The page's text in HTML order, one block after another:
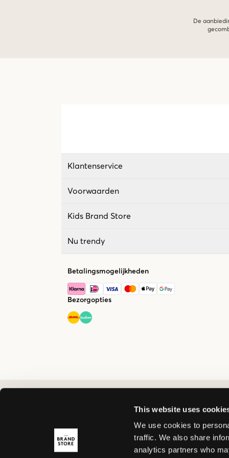
This website uses
We use cookies to
traffic. We also share
analytics partners who
De
Klantenservice
Voorwaarden
Kids Brand Store
Nu trendy
Betalingsmogelijkheden
Bezorgopties